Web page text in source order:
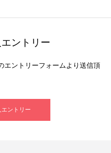
ントリー
エントリーフォームより送信頂
ントリー